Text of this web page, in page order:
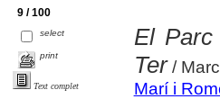
9 / 100
select
print
Text complet
El
Ter/
Marí i